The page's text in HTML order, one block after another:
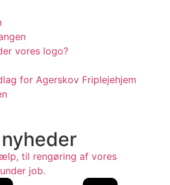
vores logo?
for Agerskov Friplejehjem
til rengøring af vores
job.